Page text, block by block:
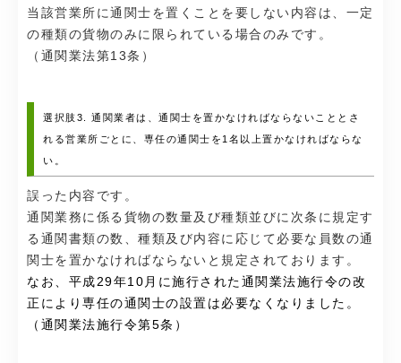
当該営業所に通関士を置くことを要しない内容は、 一定
の種類の貨物のみに限られている場合のみです。
（通関業法第13条）
選択肢3. 通関業者は、通関士を置かなければならないこととさ
れる営業所ごとに、専任の通関士を1名以上置かなければならな
い。
誤った内容です。
通関業務に係る貨物の数量及び種類並びに次条に規定す
る通関書類の数、種類及び内容に応じて必要な員数の通
関士を置かなければならないと規定されております。
なお、平成29年10月に施行された通関業法施行令の改
正により専任の通関士の設置は必要なくなりました。
（通関業法施行令第5条）